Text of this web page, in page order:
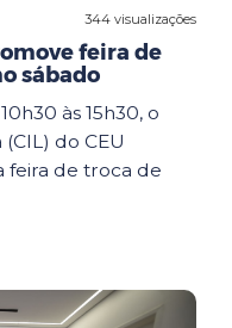
344 visualizações
feira de
sábado
às 15h30, o
do CEU
feira de troca de